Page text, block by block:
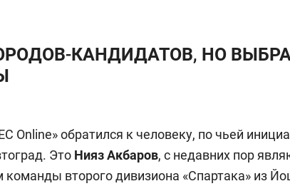
КАНДИДАТОВ, НО
Online» обратился к человеку, по чьей
Это Нияз Акбаров, с недавних пор
команды второго дивизиона «Спартака» из